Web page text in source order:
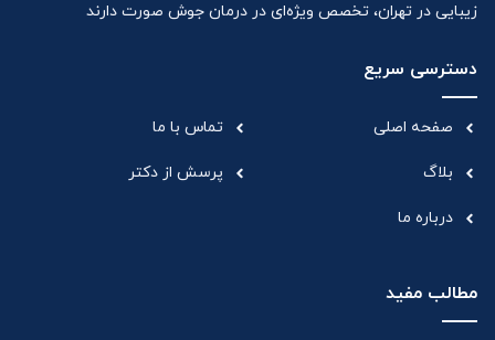
زیبایی در تهران، تخصص ویژه‌ای در درمان جوش صورت دارند
دسترسی سریع
صفحه اصلی
بلاگ
درباره ما
تماس با ما
پرسش از دکتر
مطالب مفید